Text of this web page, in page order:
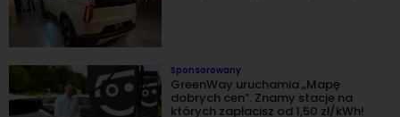
Sponsorowany
GreenWay uruchamia „Mapę
dobrych cen”. Znamy stacje na
których zapłacisz od 1,50 zł/kWh!